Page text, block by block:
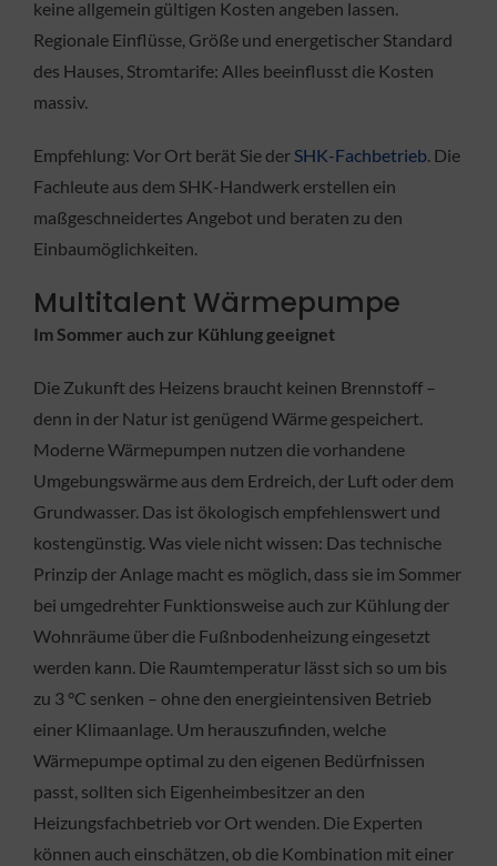
keine allgemein gültigen Kosten angeben lassen.
Regionale Einflüsse, Größe und energetischer Standard
des Hauses, Stromtarife: Alles beeinflusst die Kosten
massiv.
Empfehlung: Vor Ort berät Sie derSHK-Fachbetrieb. Die
Fachleute aus dem SHK-Handwerk erstellen ein
maßgeschneidertes Angebot und beraten zu den
Einbaumöglichkeiten.
Multitalent Wärmepumpe
Im Sommer auch zur Kühlung geeignet
Die Zukunft des Heizens braucht keinen Brennstoff –
denn in der Natur ist genügend Wärme gespeichert.
Moderne Wärmepumpen nutzen die vorhandene
Umgebungswärme aus dem Erdreich, der Luft oder dem
Grundwasser. Das ist ökologisch empfehlenswert und
kostengünstig. Was viele nicht wissen: Das technische
Prinzip der Anlage macht es möglich, dass sie im Sommer
bei umgedrehter Funktionsweise auch zur Kühlung der
Wohnräume über die Fußnbodenheizung eingesetzt
werden kann. Die Raumtemperatur lässt sich so um bis
zu 3 °C senken – ohne den energieintensiven Betrieb
einer Klimaanlage. Um herauszufinden, welche
Wärmepumpe optimal zu den eigenen Bedürfnissen
passt, sollten sich Eigenheimbesitzer an den
Heizungsfachbetrieb vor Ort wenden. Die Experten
können auch einschätzen, ob die Kombination mit einer